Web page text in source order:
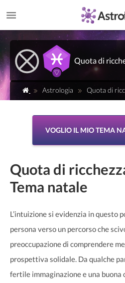
Quota di
Astrologia Quota di
VOGLIO IL MIO TEMA
Quota di
Tema natale
L’intuizione si evidenzia in questo
persona verso un percorso che
preoccupazione di comprendere
prospettiva solidale. Da qualche
fertile immaginazione e una buona